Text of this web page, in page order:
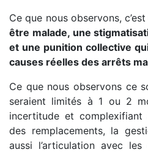
Ce que nous observons, c’est
être malade, une
et une punition collective
causes réelles des arrêts
Ce que nous observons ce
seraient limités à 1 ou 2
incertitude et
des remplacements, la
aussi l’articulation avec